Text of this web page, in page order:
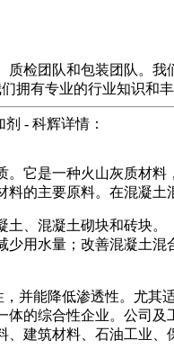
检团队和包装团队。
拥有专业的行业知识和
- 科辉详情：
它是一种火山灰质材
的主要原料。在混凝
、混凝土砌块和砖块。
用水量；改善混凝土
并能降低渗透性。尤其
的综合性企业。公司
建筑材料、石油工业